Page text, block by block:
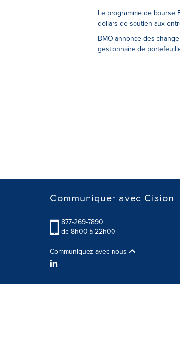
Le programme de bourse
dollars de soutien aux
BMO annonce des
gestionnaire de
Communiquer avec Cision
877-269-7890
de 8h00 à 22h00
Communiquez avec nous